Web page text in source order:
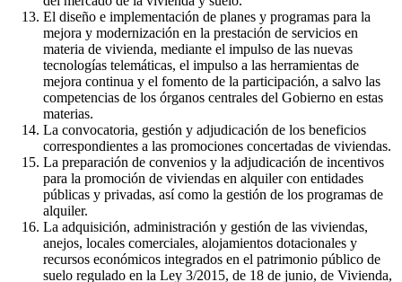
El diseño e implementación de planes y programas para la
mejora y modernización en la prestación de servicios en
materia de vivienda, mediante el impulso de las nuevas
tecnologías telemáticas, el impulso a las herramientas de
mejora continua y el fomento de la participación, a salvo las
competencias de los órganos centrales del Gobierno en estas
materias.
La convocatoria, gestión y adjudicación de los beneficios
correspondientes a las promociones concertadas de viviendas.
La preparación de convenios y la adjudicación de incentivos
para la promoción de viviendas en alquiler con entidades
públicas y privadas, así como la gestión de los programas de
alquiler.
La adquisición, administración y gestión de las viviendas,
anejos, locales comerciales, alojamientos dotacionales y
recursos económicos integrados en el patrimonio público de
suelo regulado en la Ley 3/2015, de 18 de junio, de Vivienda,